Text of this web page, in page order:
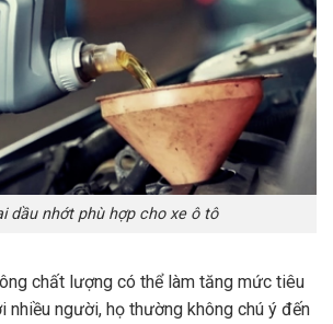
dầu nhớt phù hợp cho xe ô tô
chất lượng có thể làm tăng mức tiêu
nhiều người, họ thường không chú ý đến